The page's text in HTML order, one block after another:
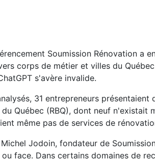
sur cinq
Soumission Rénovation a
corps de métier et villes du
s'avère invalide.
31 entrepreneurs
Québec (RBQ), dont neuf
même pas de services de
Jodoin, fondateur de
face. Dans certains domaines de